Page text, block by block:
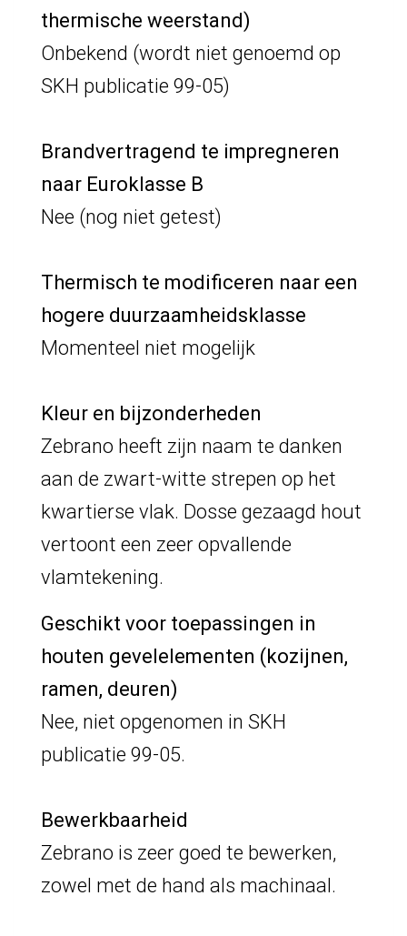
thermische weerstand)
Onbekend (wordt niet genoemd op
SKH publicatie 99-05)
Brandvertragend te impregneren
naar Euroklasse B
Nee (nog niet getest)
Thermisch te modificeren naar een
hogere duurzaamheidsklasse
Momenteel niet mogelijk
Kleur en bijzonderheden
Zebrano heeft zijn naam te danken
aan de zwart-witte strepen op het
kwartierse vlak. Dosse gezaagd hout
vertoont een zeer opvallende
vlamtekening.
Geschikt voor toepassingen in
houten gevelelementen (kozijnen,
ramen, deuren)
Nee, niet opgenomen in SKH
publicatie 99-05.
Bewerkbaarheid
Zebrano is zeer goed te bewerken,
zowel met de hand als machinaal.